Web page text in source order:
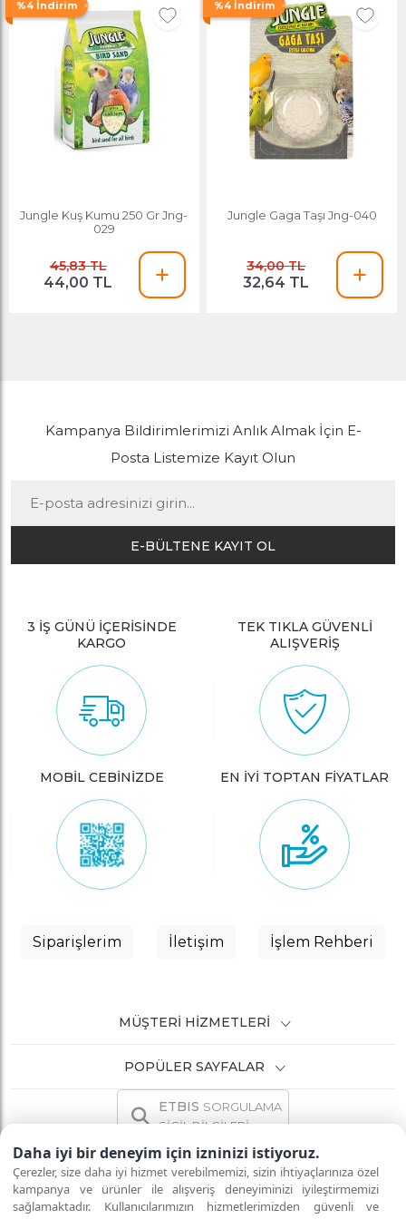
Daha iyi bir deneyim için izninizi istiyoruz.
Çerezler, size daha iyi hizmet verebilmemizi, sizin ihtiyaçlarınıza özel
kampanya ve ürünler ile alışveriş deneyiminizi iyileştirmemizi
sağlamaktadır. Kullanıcılarımızın hizmetlerimizden güvenli ve
%4 İndirim
Jungle Kuş Kumu 250 Gr Jng-
029
45,83 TL
44,00 TL
%4 İndirim
Jungle Gaga Taşı Jng-040
34,00 TL
32,64 TL
Kampanya Bildirimlerimizi Anlık Almak İçin E-
Posta Listemize Kayıt Olun
E-BÜLTENE KAYIT OL
3 İŞ GÜNÜ İÇERİSİNDE
KARGO
TEK TIKLA GÜVENLİ
ALIŞVERİŞ
MOBİL CEBİNİZDE EN İYİ TOPTAN FİYATLAR
Siparişlerim İletişim İşlem Rehberi
MÜŞTERI HIZMETLERI
POPÜLER SAYFALAR
ETBIS SORGULAMA
SİCİL BİLGİLERİ
İNTERNETTE GÜVENLİ ALIŞVERİŞ